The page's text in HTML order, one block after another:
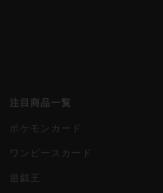
注目商品一覧
ポケモンカード
ワンピースカード
遊戯王